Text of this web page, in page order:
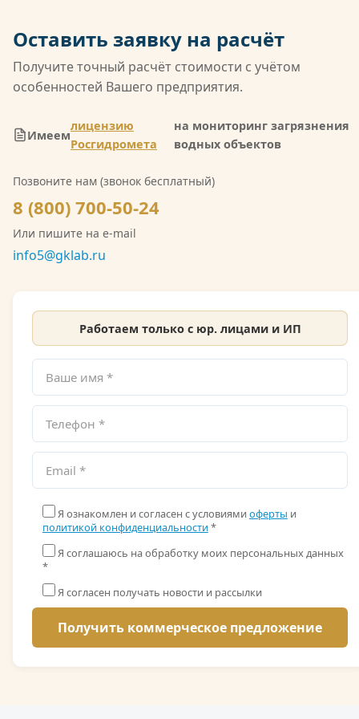
того, компания имеет лицензию Росгидромета
(Л039-00117-77/02547257) на деятельность в
области гидрометеорологии, включающую
водных объектов и почв. Также имеется допуск
СРО на выполнение инженерно-экологических
Росгидромета можно ознакомиться на сайте.
Оставить заявку на расчёт
Получите точный расчёт стоимости с учётом
особенностей Вашего предприятия.
Имеем
лицензию
Росгидромета
на мониторинг загрязнения
водных объектов
Позвоните нам (звонок бесплатный)
8 (800) 700-50-24
Или пишите на e-mail
info5@gklab.ru
Работаем только с юр. лицами и ИП
Я ознакомлен и согласен с условиями оферты и
политикой конфиденциальности*
Я соглашаюсь на обработку моих персональных данных
*
Я согласен получать новости и рассылки